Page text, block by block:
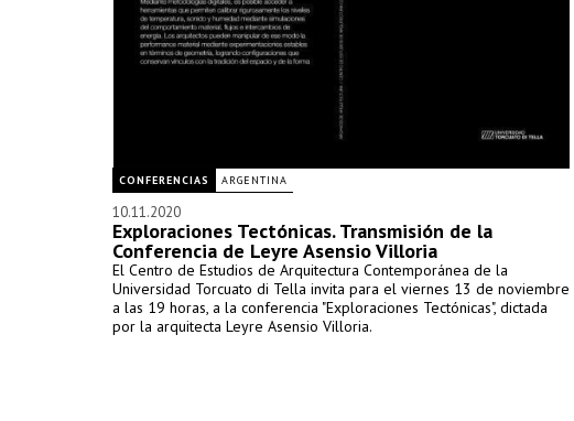
CONFERENCIAS ARGENTINA
10.11.2020
Exploraciones Tectónicas. Transmisión de la
Conferencia de Leyre Asensio Villoria
El Centro de Estudios de Arquitectura Contemporánea de la
Universidad Torcuato di Tella invita para el viernes 13 de noviembre
a las 19 horas, a la conferencia "Exploraciones Tectónicas", dictada
por la arquitecta Leyre Asensio Villoria.